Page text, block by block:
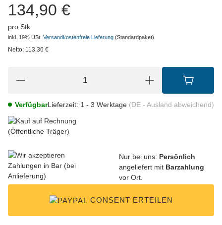
134,90 €
pro Stk
inkl. 19% USt. Versandkostenfreie Lieferung (Standardpaket)
Netto: 113,36 €
VerfügbarLieferzeit: 1 - 3 Werktage (DE - Ausland abweichend)
Nur bei uns: Persönlich
angeliefert mit Barzahlung
vor Ort.
CONSENT ERTEILEN